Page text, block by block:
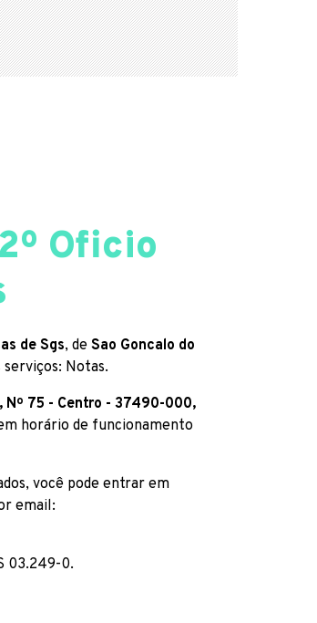
Oficio
de Sgs, de Sao Goncalo do
Notas.
Nº 75 - Centro - 37490-000,
horário de funcionamento
você pode entrar em
email:
03.249-0.